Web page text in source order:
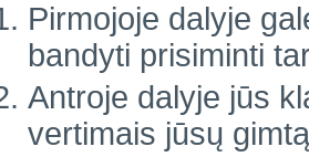
Pirmojoje dalyje
bandyti prisiminti
Antroje dalyje jūs
vertimais jūsų